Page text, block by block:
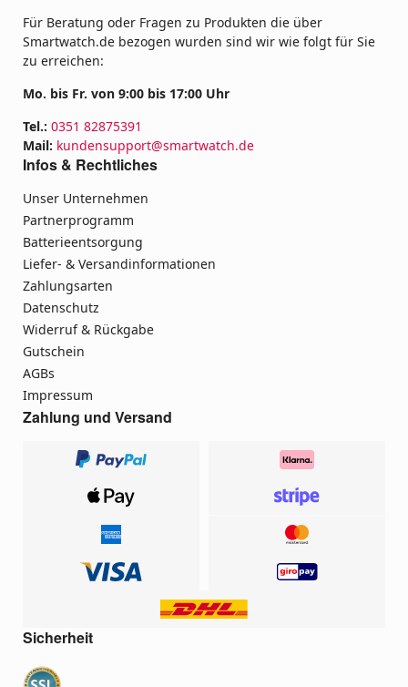
Für Beratung oder Fragen zu Produkten die über
Smartwatch.de bezogen wurden sind wir wie folgt für Sie
zu erreichen:
Mo. bis Fr. von 9:00 bis 17:00 Uhr
Tel.: 0351 82875391
Mail: kundensupport@smartwatch.de
Infos & Rechtliches
Unser Unternehmen
Partnerprogramm
Batterieentsorgung
Liefer- & Versandinformationen
Zahlungsarten
Datenschutz
Widerruf & Rückgabe
Gutschein
AGBs
Impressum
Zahlung und Versand
Sicherheit